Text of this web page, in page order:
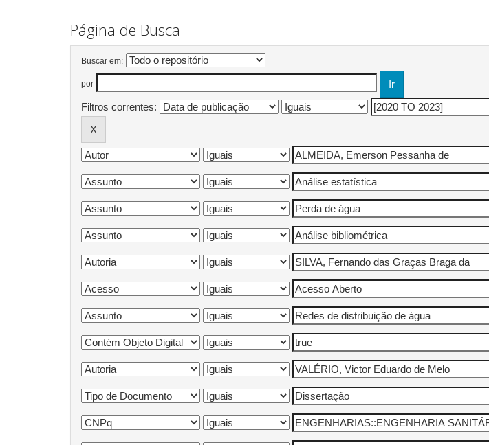
Página de Busca
Buscar em:
por
Filtros correntes: